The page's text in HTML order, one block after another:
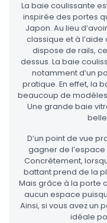
La baie coulissante
inspirée des portes
Japon. Au lieu
classique et à
dispose de rails,
dessus. La baie
notamment d’un
pratique. En effet, la
beaucoup de modèles
Une grande baie
belle
D’un point de vue
gagner de
Concrètement,
battant prend de la
Mais grâce à la porte
aucun espace
Ainsi, si vous avez un
idéale